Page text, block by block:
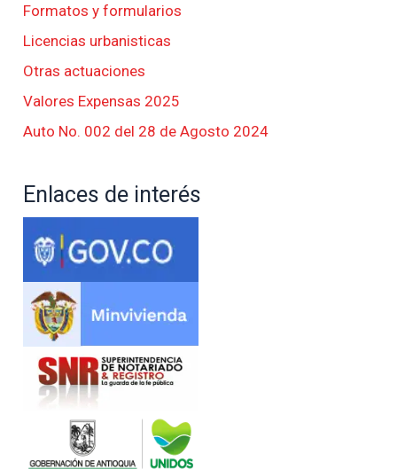
Formatos y formularios
Licencias urbanisticas
Otras actuaciones
Valores Expensas 2025
Auto No. 002 del 28 de Agosto 2024
Enlaces de interés